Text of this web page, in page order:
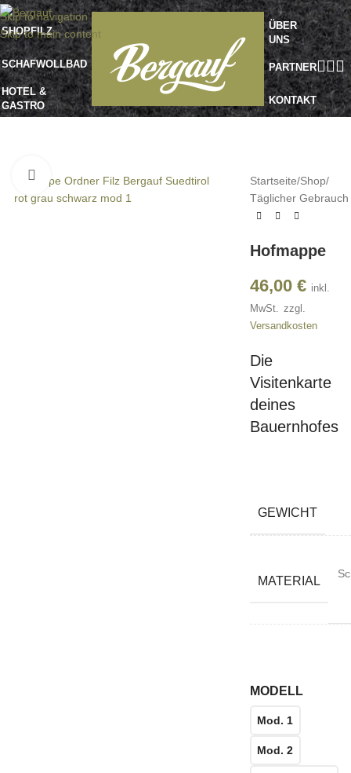
Skip to navigation
Skip to main content
SHOPFILZ
SCHAFWOLLBAD
HOTEL &
GASTRO
ÜBER
UNS
PARTNER
KONTAKT
Klick zu Vergrößern Startseite/Shop/
Täglicher Gebrauch
Hofmappe
46,00 € inkl.
MwSt. zzgl.
Versandkosten
Die
Visitenkarte
deines
Bauernhofes
GEWICHT
MATERIAL
MODELL
Mod. 1
Mod. 2